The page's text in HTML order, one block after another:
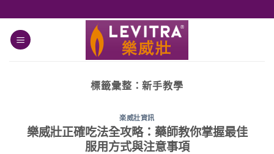
標籤彙整：新手教學
楽威壯資訊
樂威壯正確吃法全攻略：藥師教你掌握最佳
服用方式與注意事項